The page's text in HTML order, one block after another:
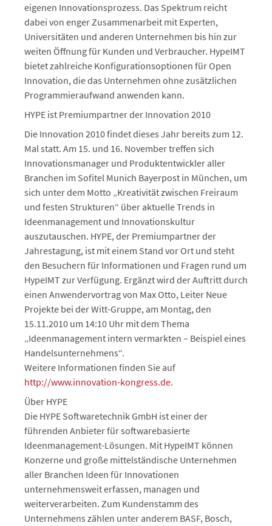
eigenen Innovationsprozess. Das Spektrum reicht
dabei von enger Zusammenarbeit mit Experten,
Universitäten und anderen Unternehmen bis hin zur
weiten Öffnung für Kunden und Verbraucher. HypeIMT
bietet zahlreiche Konfigurationsoptionen für Open
Innovation, die das Unternehmen ohne zusätzlichen
Programmieraufwand anwenden kann.
HYPE ist Premiumpartner der Innovation 2010
Die Innovation 2010 findet dieses Jahr bereits zum 12.
Mal statt. Am 15. und 16. November treffen sich
Innovationsmanager und Produktentwickler aller
Branchen im Sofitel Munich Bayerpost in München, um
sich unter dem Motto „Kreativität zwischen Freiraum
und festen Strukturen“ über aktuelle Trends in
Ideenmanagement und Innovationskultur
auszutauschen. HYPE, der Premiumpartner der
Jahrestagung, ist mit einem Stand vor Ort und steht
den Besuchern für Informationen und Fragen rund um
HypeIMT zur Verfügung. Ergänzt wird der Auftritt durch
einen Anwendervortrag von Max Otto, Leiter Neue
Projekte bei der Witt-Gruppe, am Montag, den
15.11.2010 um 14:10 Uhr mit dem Thema
„Ideenmanagement intern vermarkten – Beispiel eines
Handelsunternehmens“.
Weitere Informationen finden Sie auf
http://www.innovation-kongress.de.
Über HYPE
Die HYPE Softwaretechnik GmbH ist einer der
führenden Anbieter für softwarebasierte
Ideenmanagement-Lösungen. Mit HypeIMT können
Konzerne und große mittelständische Unternehmen
aller Branchen Ideen für Innovationen
unternehmensweit erfassen, managen und
weiterverarbeiten. Zum Kundenstamm des
Unternehmens zählen unter anderem BASF, Bosch,